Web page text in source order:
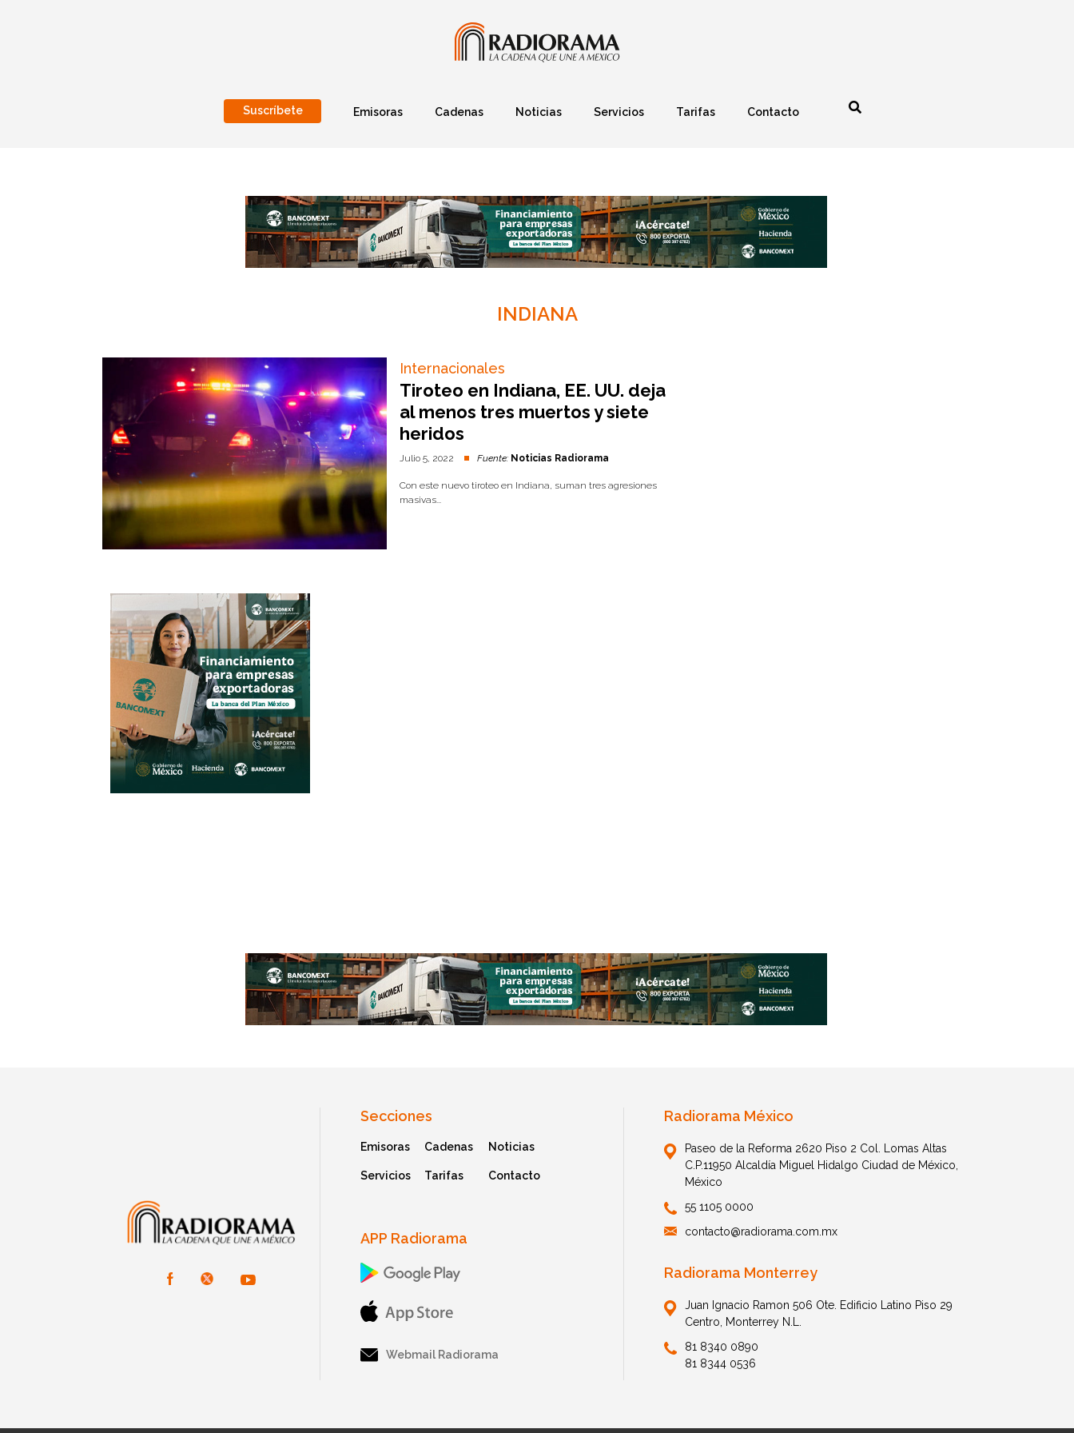
Suscríbete Emisoras Cadenas Noticias Servicios Tarifas Contacto
INDIANA
Internacionales
Tiroteo en Indiana, EE. UU. deja
al menos tres muertos y siete
heridos
Julio 5, 2022 Fuente: Noticias Radiorama
Con este nuevo tiroteo en Indiana, suman tres agresiones
masivas...
Secciones
Emisoras Cadenas Noticias
Servicios Tarifas Contacto
APP Radiorama
Webmail Radiorama
Radiorama México
Paseo de la Reforma 2620 Piso 2 Col. Lomas Altas
C.P.11950 Alcaldía Miguel Hidalgo Ciudad de México,
México
55 1105 0000
contacto@radiorama.com.mx
Radiorama Monterrey
Juan Ignacio Ramon 506 Ote. Edificio Latino Piso 29
Centro, Monterrey N.L.
81 8340 0890
81 8344 0536